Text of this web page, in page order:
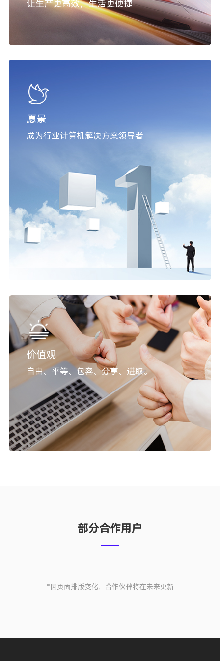
让生产更高效，生活更便捷
愿景
成为行业计算机解决方案领导者
价值观
自由、平等、包容、分享、进取。
部分合作用户
*因页面排版变化，合作伙伴将在未来更新